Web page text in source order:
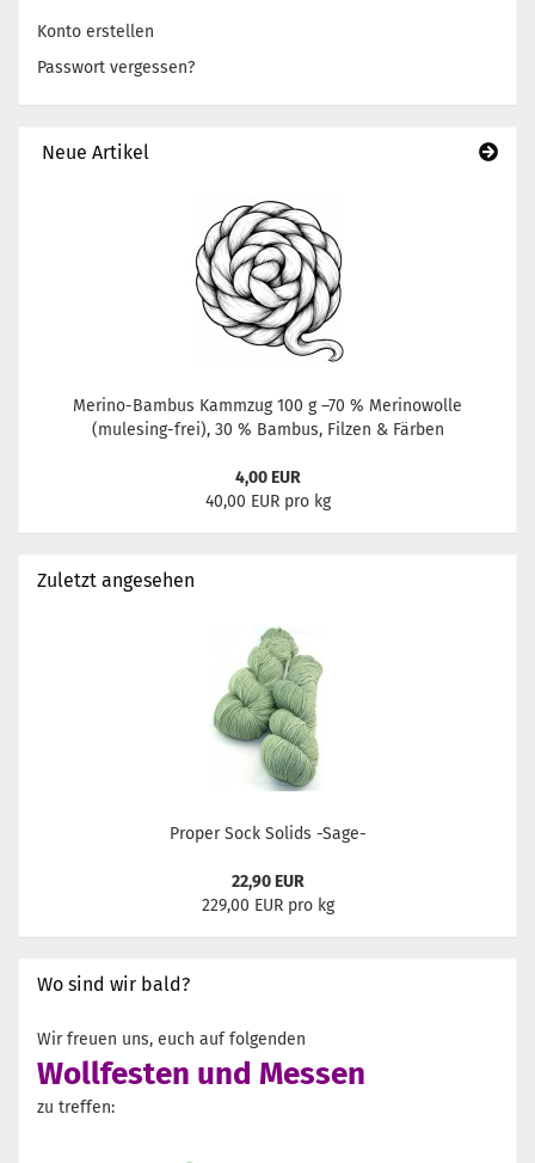
Konto erstellen
Passwort vergessen?
Neue Artikel
Merino-Bambus Kammzug 100 g –70 % Merinowolle
(mulesing-frei), 30 % Bambus, Filzen & Färben
4,00 EUR
40,00 EUR pro kg
Zuletzt angesehen
Proper Sock Solids -Sage-
22,90 EUR
229,00 EUR pro kg
Wo sind wir bald?
Wir freuen uns, euch auf folgenden
Wollfesten und Messen
zu treffen: